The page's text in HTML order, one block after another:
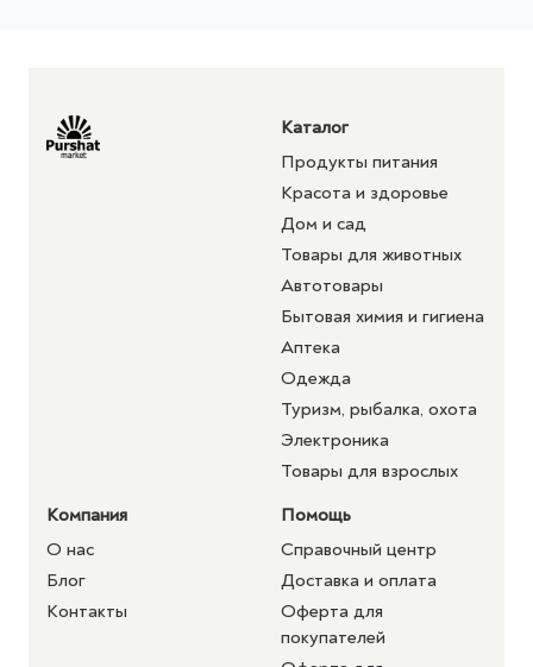
Каталог
Продукты питания
Красота и здоровье
Дом и сад
Товары для животных
Автотовары
Бытовая химия и гигиена
Аптека
Одежда
Туризм, рыбалка, охота
Электроника
Товары для взрослых
Компания
О нас
Блог
Контакты
Помощь
Справочный центр
Доставка и оплата
Оферта для
покупателей